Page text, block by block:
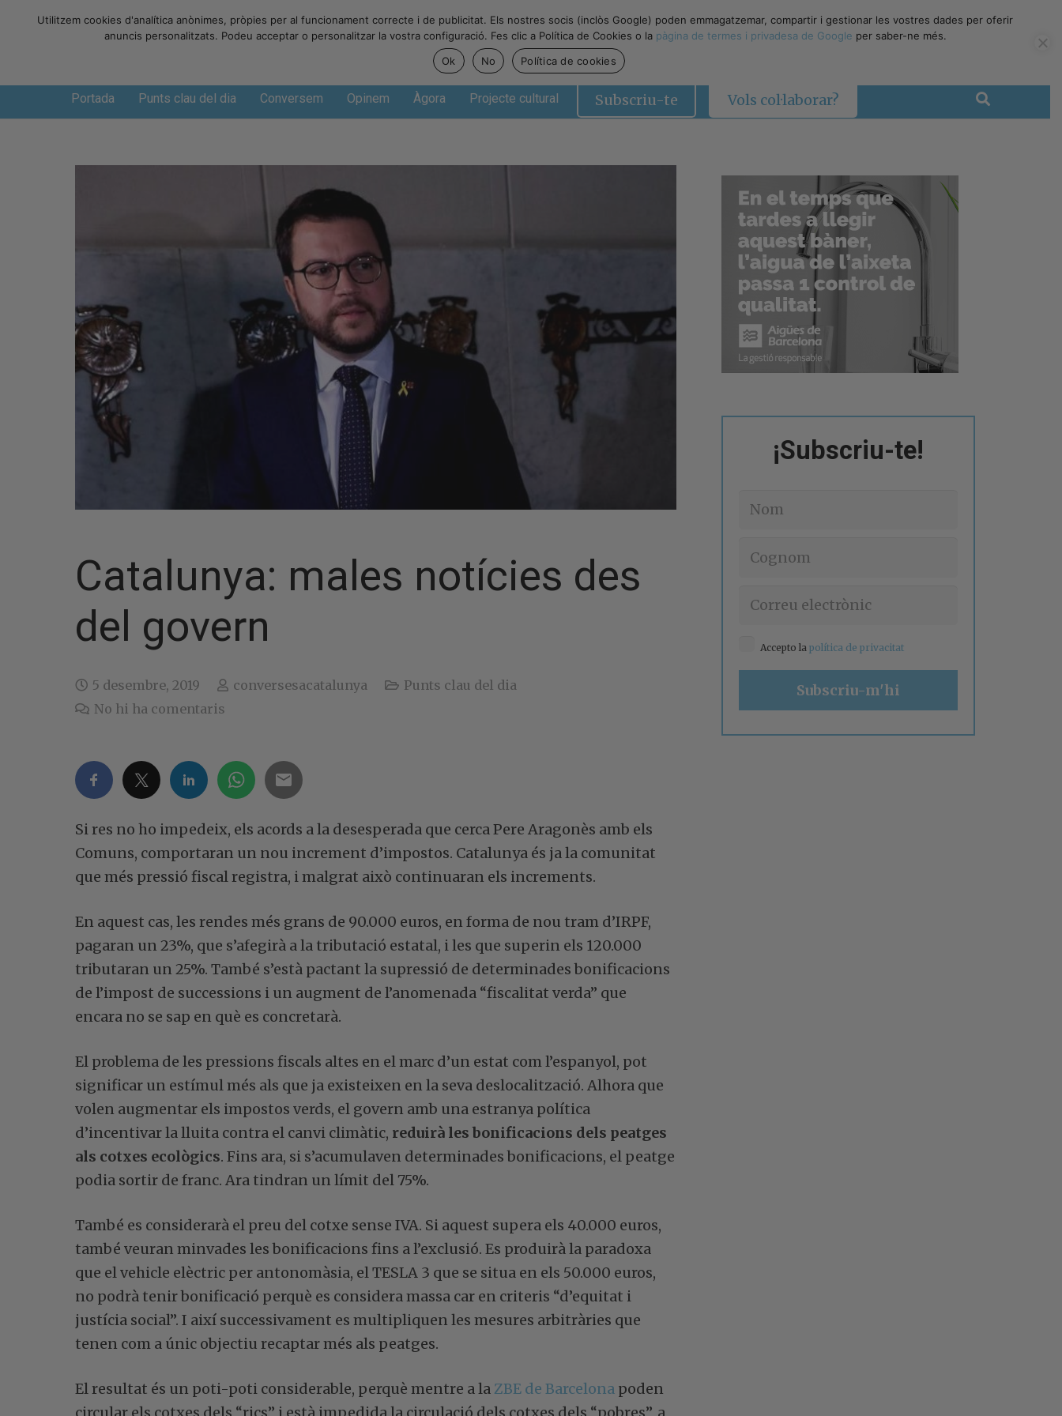
Dissabte, 8 de agosto de 2026
Portada Punts clau del dia Conversem Opinem Àgora Projecte cultural Subscriu-te Vols col·laborar?
Catalunya: males notícies des
del govern
5 desembre, 2019 conversesacatalunya
Punts clau del dia
No hi ha comentaris
Si res no ho impedeix, els acords a la desesperada que cerca Pere Aragonès amb els
Comuns, comportaran un nou increment d’impostos. Catalunya és ja la comunitat
que més pressió fiscal registra, i malgrat això continuaran els increments.
En aquest cas, les rendes més grans de 90.000 euros, en forma de nou tram d’IRPF,
pagaran un 23%, que s’afegirà a la tributació estatal, i les que superin els 120.000
tributaran un 25%. També s’està pactant la supressió de determinades bonificacions
de l’impost de successions i un augment de l’anomenada “fiscalitat verda” que
encara no se sap en què es concretarà.
El problema de les pressions fiscals altes en el marc d’un estat com l’espanyol, pot
significar un estímul més als que ja existeixen en la seva deslocalització. Alhora que
volen augmentar els impostos verds, el govern amb una estranya política
d’incentivar la lluita contra el canvi climàtic, reduirà les bonificacions dels peatges
als cotxes ecològics. Fins ara, si s’acumulaven determinades bonificacions, el peatge
podia sortir de franc. Ara tindran un límit del 75%.
També es considerarà el preu del cotxe sense IVA. Si aquest supera els 40.000 euros,
també veuran minvades les bonificacions fins a l’exclusió. Es produirà la paradoxa
que el vehicle elèctric per antonomàsia, el TESLA 3 que se situa en els 50.000 euros,
no podrà tenir bonificació perquè es considera massa car en criteris “d’equitat i
justícia social”. I així successivament es multipliquen les mesures arbitràries que
tenen com a únic objectiu recaptar més als peatges.
El resultat és un poti-poti considerable, perquè mentre a la ZBE de Barcelona poden
circular els cotxes dels “rics” i està impedida la circulació dels cotxes dels “pobres”, a
¡Subscriu-te!
Accepto la política de privacitat
Utilitzem cookies d'analítica anònimes, pròpies per al funcionament correcte i de publicitat. Els nostres socis (inclòs Google) poden emmagatzemar, compartir i gestionar les vostres dades per oferir
anuncis personalitzats. Podeu acceptar o personalitzar la vostra configuració. Fes clic a Política de Cookies o la pàgina de termes i privadesa de Google per saber-ne més.
Ok
No Política de cookies